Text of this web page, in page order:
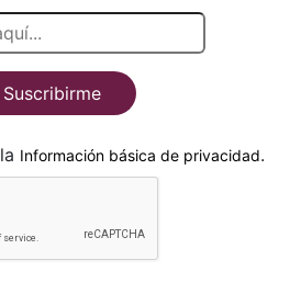
Suscribirme
He leido y acepto la Información básica de privacidad.